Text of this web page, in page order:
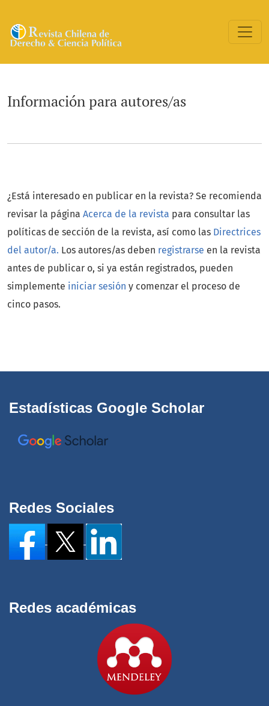
Información para autores/as
¿Está interesado en publicar en la revista? Se recomienda
revisar la página Acerca de la revista para consultar las
políticas de sección de la revista, así como las Directrices
del autor/a. Los autores/as deben registrarse en la revista
antes de publicar o, si ya están registrados, pueden
simplemente iniciar sesión y comenzar el proceso de
cinco pasos.
Estadísticas Google Scholar
Redes Sociales
Redes académicas